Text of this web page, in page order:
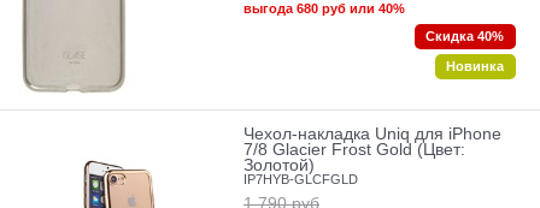
выгода 680 рубили 40%
Скидка 40%
Новинка
Чехол-накладка Uniq для iPhone
7/8 Glacier Frost Gold (Цвет:
Золотой)
IP7HYB-GLCFGLD
1 790 руб